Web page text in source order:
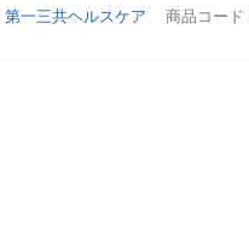
第一三共ヘルスケア 商品コード